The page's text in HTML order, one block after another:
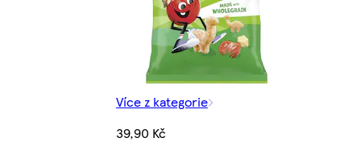
Více z kategorie
39,90 Kč